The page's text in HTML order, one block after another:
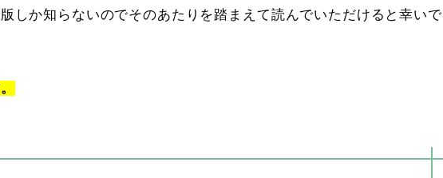
しか知らないのでそのあたりを踏まえて読んでいただけると幸いで